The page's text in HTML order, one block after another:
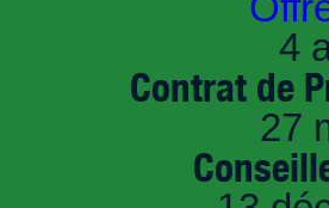
4
Contrat de
27